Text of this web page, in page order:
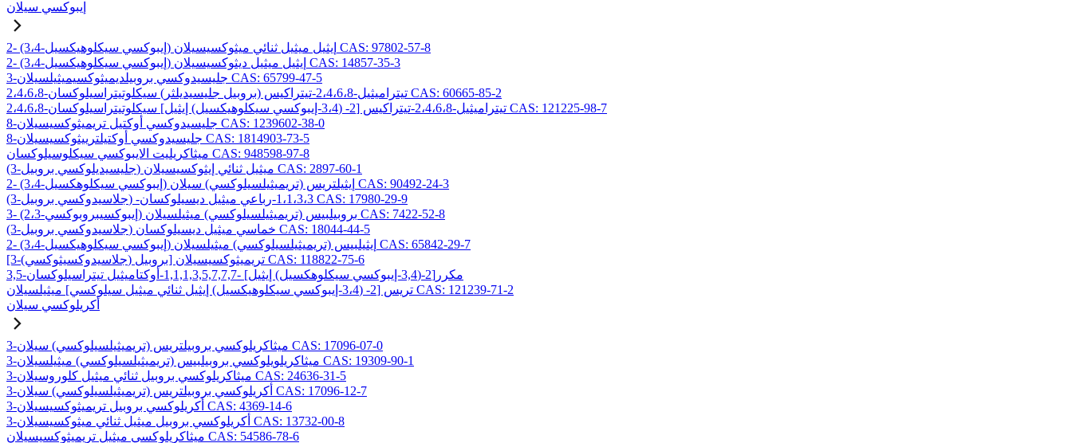
إيبوكسي سيلان
2- (3،4-إيبوكسي سيكلوهيكسيل) إيثيل ميثيل ثنائي ميثوكسيسيلان CAS: 97802-57-8
2- (3،4-إيبوكسي سيكلوهيكسيل) إيثيل ميثيل ديثوكسيسيلان CAS: 14857-35-3
3-جليسيدوكسي بروبيلديميثوكسيميثيلسيلان CAS: 65799-47-5
2،4،6،8-تيتراميثيل-2،4،6،8-تيتراكيس (بروبيل جليسيديلثر) سيكلوتيتراسيلوكسان CAS: 60665-85-2
2،4،6،8-تيتراميثيل-2،4،6،8-تيتراكيس [2- (3،4-إيبوكسي سيكلوهيكسيل) إيثيل] سيكلوتيتراسيلوكسان CAS: 121225-98-7
8-جليسيدوكسي أوكتيل تريميثوكسيسيلان CAS: 1239602-38-0
8-جليسيدوكسي أوكتيلترييثوكسيسيلان CAS: 1814903-73-5
ميثاكريليت الايبوكسي سيكلوسيلوكسان CAS: 948598-97-8
(3-جليسيديلوكسي بروبيل) ميثيل ثنائي إيثوكسيسيلان CAS: 2897-60-1
2- (3،4-إيبوكسي سيكلوهكسيل) إيثيلتريس (تريميثيلسيلوكسي) سيلان CAS: 90492-24-3
(3-جلاسيدوكسي بروبيل) -1،1،3،3-رباعي ميثيل ديسيلوكسان CAS: 17980-29-9
3- (2،3-إيبوكسيبروبوكسي) بروبيلبيس (تريميثيلسيلوكسي) ميثيلسيلان CAS: 7422-52-8
(3-جلاسيدوكسي بروبيل) خماسي ميثيل ديسيلوكسان CAS: 18044-44-5
2- (3،4-إيبوكسي سيكلوهيكسيل) إيثيلبيس (تريميثيلسيلوكسي) ميثيلسيلان CAS: 65842-29-7
[3-(جلاسيدوكسيثوكسي) بروبيل] تريميثوكسيسيلان CAS: 118822-75-6
3,5-مكرر[2-(3,4-إيبوكسي سيكلوهكسيل) إيثيل] -1,1,1,3,5,7,7,7-أوكتاميثيل تيتراسيلوكسان
تريس [2- (3،4-إيبوكسي سيكلوهيكسيل) إيثيل ثنائي ميثيل سيلوكسي] ميثيلسيلان CAS: 121239-71-2
أكريلوكسي سيلان
3-ميثاكريلوكسي بروبيلتريس (تريميثيلسيلوكسي) سيلان CAS: 17096-07-0
3-ميثاكريلويلوكسي بروبيلبيس (تريميثيلسيلوكسي) ميثيلسيلان CAS: 19309-90-1
3-ميثاكريلوكسي بروبيل ثنائي ميثيل كلوروسيلان CAS: 24636-31-5
3-أكريلوكسي بروبيلتريس (تريميثيلسيلوكسي) سيلان CAS: 17096-12-7
3-أكريلوكسي بروبيل تريميثوكسيسيلان CAS: 4369-14-6
3-أكريلوكسي بروبيل ميثيل ثنائي ميثوكسيسيلان CAS: 13732-00-8
ميثاكريلوكسي ميثيل تريميثوكسيسيلان CAS: 54586-78-6